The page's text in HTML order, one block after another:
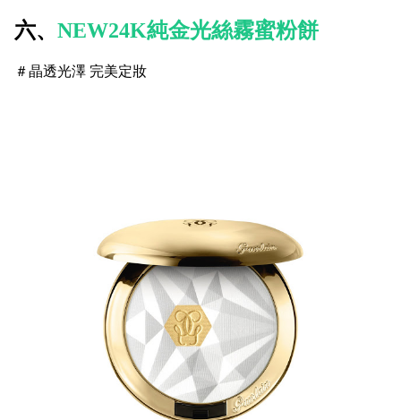
六、 NEW24K純金光絲霧蜜粉餅
＃晶透光澤 完美定妝